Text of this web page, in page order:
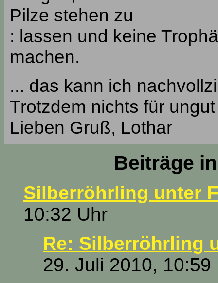
Pilze stehen zu
: lassen und keine
machen.
... das kann ich
Trotzdem nichts für
Lieben Gruß, Lothar
Beiträge
Silberröhrling unter
10:32 Uhr
Re: Silberröhrling
29. Juli 2010, 10:59